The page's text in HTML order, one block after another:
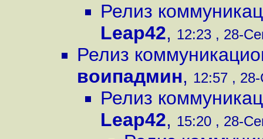
Релиз
Leap42, 12:23 , 28-
Релиз
воипадмин, 12:57 ,
Релиз
Leap42, 15:20 , 28-